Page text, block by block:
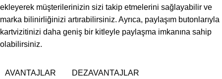
ekleyerek müşterilerinizin sizi takip etmelerini sağlayabilir ve
marka bilinirliğinizi artırabilirsiniz. Ayrıca, paylaşım butonlarıyla
kartvizitinizi daha geniş bir kitleyle paylaşma imkanına sahip
olabilirsiniz.
AVANTAJLAR DEZAVANTAJLAR